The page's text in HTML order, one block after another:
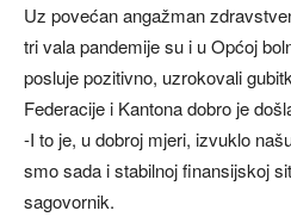
Uz povećan angažman
tri vala pandemije su i u Općoj
posluje pozitivno, uzrokovali
Federacije i Kantona dobro je
-I to je, u dobroj mjeri, izvuklo
smo sada i stabilnoj finansijskoj
sagovornik.